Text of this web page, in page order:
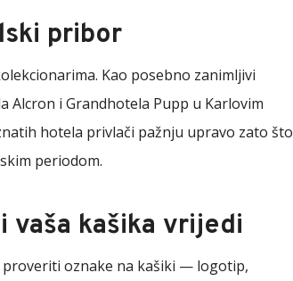
pribor
Kao posebno zanimljivi
Alcron i Grandhotela Pupp u Karlovim
hotela privlači pažnju upravo zato što
periodom.
vaša kašika vrijedi
oznake na kašiki — logotip,